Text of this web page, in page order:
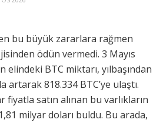
bu büyük zararlara rağmen
ödün vermedi. 3 Mayıs
elindeki BTC miktarı, yılbaşından
artarak 818.334 BTC’ye ulaştı.
fiyatla satın alınan bu varlıkların
milyar doları buldu. Bu arada,